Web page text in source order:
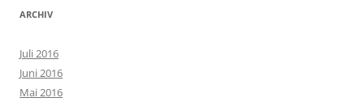
ARCHIV
Juli 2016
Juni 2016
Mai 2016